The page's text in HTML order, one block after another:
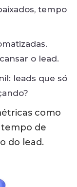
tempo
o lead.
leads que só
como
de
do lead.